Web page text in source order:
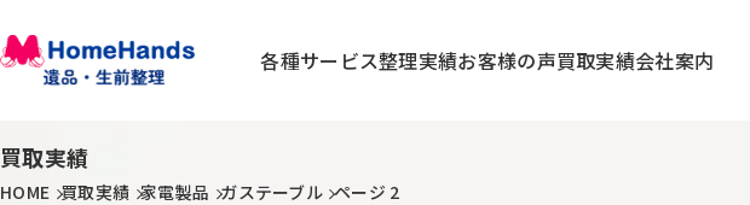
各種サービス整理実績お客様の声買取実績会社案内
買取実績
HOME 買取実績 家電製品 ガステーブル ページ 2